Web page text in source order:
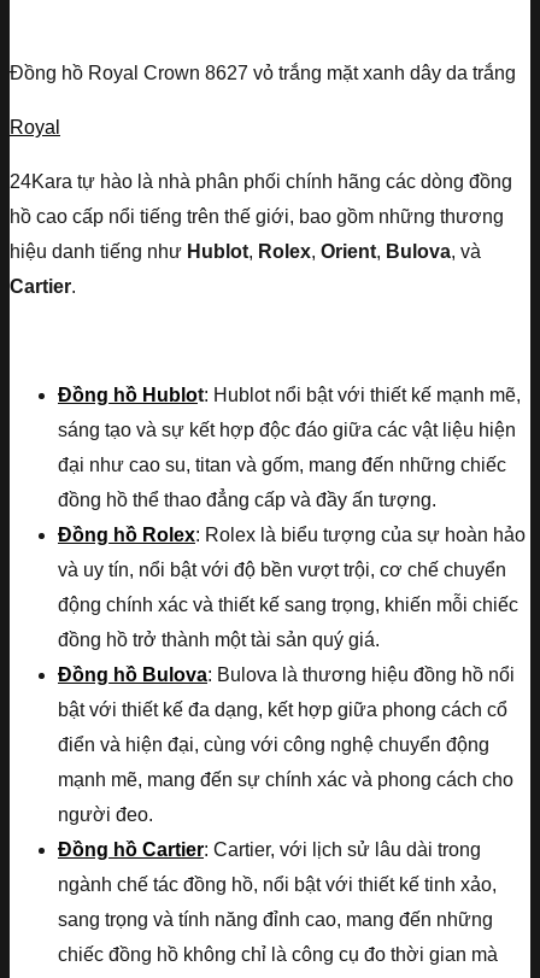
Đồng hồ Royal Crown 8627 vỏ trắng mặt xanh dây da trắng
Royal
24Kara tự hào là nhà phân phối chính hãng các dòng đồng
hồ cao cấp nổi tiếng trên thế giới, bao gồm những thương
hiệu danh tiếng như Hublot, Rolex, Orient, Bulova, và
Cartier.
Đồng hồ Hublot: Hublot nổi bật với thiết kế mạnh mẽ,
sáng tạo và sự kết hợp độc đáo giữa các vật liệu hiện
đại như cao su, titan và gốm, mang đến những chiếc
đồng hồ thể thao đẳng cấp và đầy ấn tượng.
Đồng hồ Rolex: Rolex là biểu tượng của sự hoàn hảo
và uy tín, nổi bật với độ bền vượt trội, cơ chế chuyển
động chính xác và thiết kế sang trọng, khiến mỗi chiếc
đồng hồ trở thành một tài sản quý giá.
Đồng hồ Bulova: Bulova là thương hiệu đồng hồ nổi
bật với thiết kế đa dạng, kết hợp giữa phong cách cổ
điển và hiện đại, cùng với công nghệ chuyển động
mạnh mẽ, mang đến sự chính xác và phong cách cho
người đeo.
Đồng hồ Cartier: Cartier, với lịch sử lâu dài trong
ngành chế tác đồng hồ, nổi bật với thiết kế tinh xảo,
sang trọng và tính năng đỉnh cao, mang đến những
chiếc đồng hồ không chỉ là công cụ đo thời gian mà